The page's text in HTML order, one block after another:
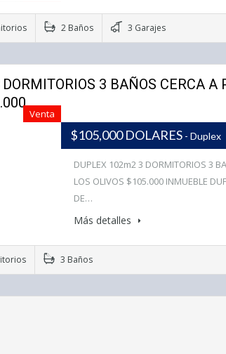
2 Baños 3 Garajes
3 BAÑOS CERCA A
Venta
$105,000 DOLARES - Duplex
DUPLEX 102m2 3 DORMITORIOS 3
LOS OLIVOS $105.000 INMUEBLE
DE…
Más detalles
3 Baños